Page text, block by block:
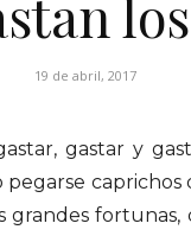
19 de abril, 2017
gastar y
grandes